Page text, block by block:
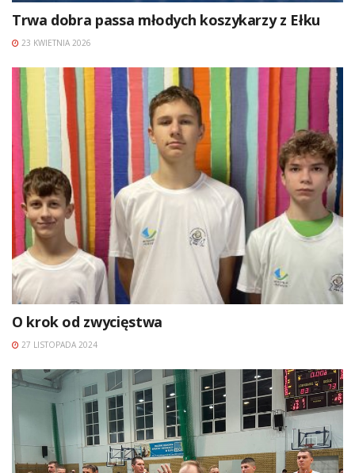
Trwa dobra passa młodych koszykarzy z Ełku
23 KWIETNIA 2026
O krok od zwycięstwa
27 LISTOPADA 2024